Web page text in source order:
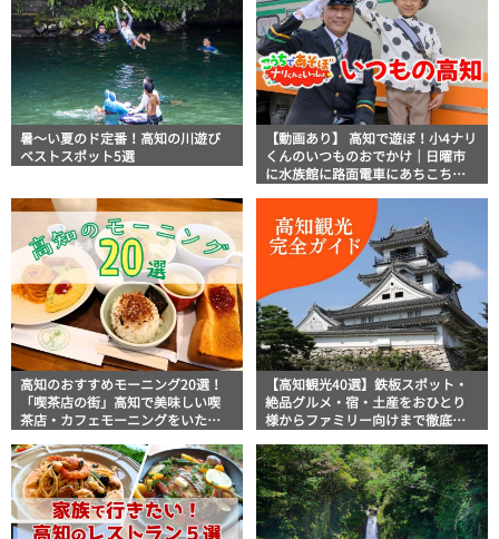
暑～い夏のド定番！高知の川遊び
ベストスポット5選
【動画あり】 高知で遊ぼ！小4ナリ
くんのいつものおでかけ｜日曜市
に水族館に路面電車にあちこち巡
高知のおすすめモーニング20選！
「喫茶店の街」高知で美味しい喫
茶店・カフェモーニングをいただ
【高知観光40選】鉄板スポット・
絶品グルメ・宿・土産をおひとり
様からファミリー向けまで徹底解